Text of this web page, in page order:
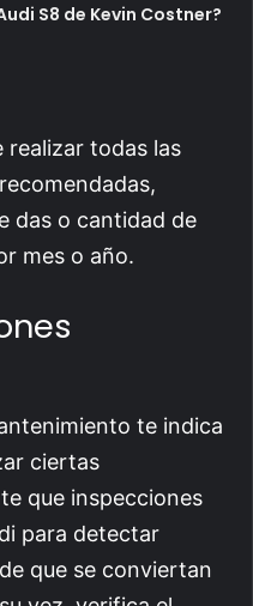
S8 de Kevin Costner?
realizar todas las
das o cantidad de
mes o año.
te indica
ciertas
que inspecciones
para detectar
que se conviertan